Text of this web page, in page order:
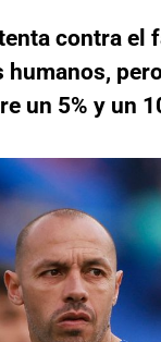
contra el
un 5% y un